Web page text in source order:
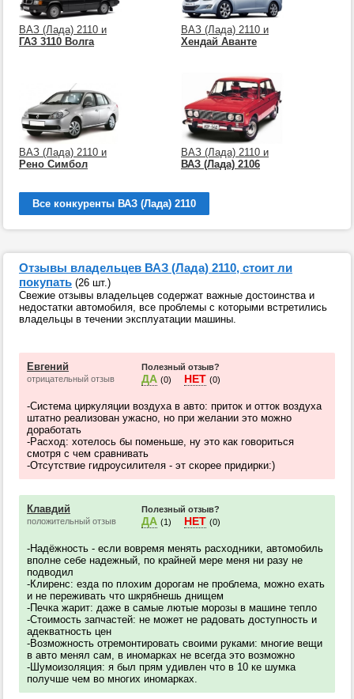
ВАЗ (Лада) 2110 и
ГАЗ 3110 Волга
ВАЗ (Лада) 2110 и
Хендай Аванте
ВАЗ (Лада) 2110 и
Рено Симбол
ВАЗ (Лада) 2110 и
ВАЗ (Лада) 2106
Все конкуренты ВАЗ (Лада) 2110
Отзывы владельцев ВАЗ (Лада) 2110, стоит ли
покупать (26 шт.)
Свежие отзывы владельцев содержат важные достоинства и
недостатки автомобиля, все проблемы с которыми встретились
владельцы в течении эксплуатации машины.
Евгений
отрицательный отзыв
Полезный отзыв?
ДА (0) НЕТ (0)
-Система циркуляции воздуха в авто: приток и отток воздуха
штатно реализован ужасно, но при желании это можно
доработать
-Расход: хотелось бы поменьше, ну это как говориться
смотря с чем сравнивать
-Отсутствие гидроусилителя - эт скорее придирки:)
Клавдий
положительный отзыв
Полезный отзыв?
ДА (1) НЕТ (0)
-Надёжность - если вовремя менять расходники, автомобиль
вполне себе надежный, по крайней мере меня ни разу не
подводил
-Клиренс: езда по плохим дорогам не проблема, можно ехать
и не переживать что шкрябнешь днищем
-Печка жарит: даже в самые лютые морозы в машине тепло
-Стоимость запчастей: не может не радовать доступность и
адекватность цен
-Возможность отремонтировать своими руками: многие вещи
в авто менял сам, в иномарках не всегда это возможно
-Шумоизоляция: я был прям удивлен что в 10 ке шумка
получше чем во многих иномарках.